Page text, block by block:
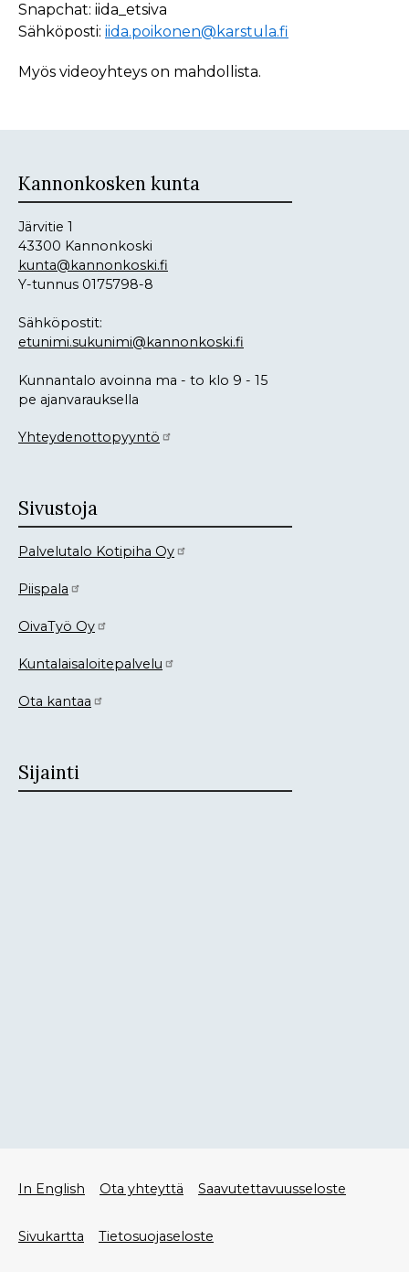
Snapchat: iida_etsiva
Sähköposti: iida.poikonen@karstula.fi
Myös videoyhteys on mahdollista.
Kannonkosken kunta
Järvitie 1
43300 Kannonkoski
kunta@kannonkoski.fi
Y-tunnus 0175798-8
Sähköpostit:
etunimi.sukunimi@kannonkoski.fi
Kunnantalo avoinna ma - to klo 9 - 15
pe ajanvarauksella
Yhteydenottopyyntö
Sivustoja
Palvelutalo Kotipiha Oy
Piispala
OivaTyö Oy
Kuntalaisaloitepalvelu
Ota kantaa
Sijainti
Alatunniste
valikko
In English Ota yhteyttä Saavutettavuusseloste
Sivukartta Tietosuojaseloste